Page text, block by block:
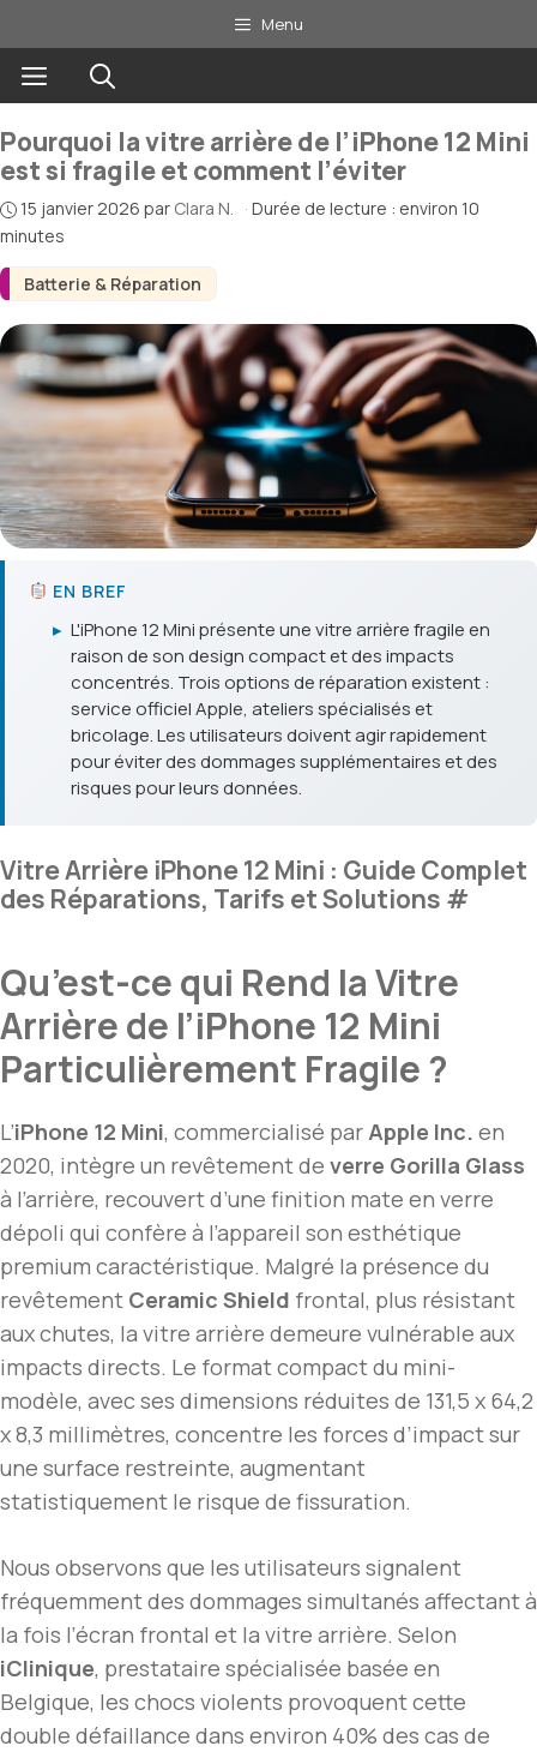
au
contenu
Menu
Menu
Batterie & Réparation
Pourquoi la vitre arrière de l’iPhone 12 Mini
est si fragile et comment l’éviter
15 janvier 2026 par Clara N. · Durée de lecture : environ 10
minutes
EN BREF
▸ L'iPhone 12 Mini présente une vitre arrière fragile en
raison de son design compact et des impacts
concentrés. Trois options de réparation existent :
service officiel Apple, ateliers spécialisés et
bricolage. Les utilisateurs doivent agir rapidement
pour éviter des dommages supplémentaires et des
risques pour leurs données.
Vitre Arrière iPhone 12 Mini : Guide Complet
des Réparations, Tarifs et Solutions #
Qu’est-ce qui Rend la Vitre
Arrière de l’iPhone 12 Mini
Particulièrement Fragile ?
L’iPhone 12 Mini, commercialisé par Apple Inc. en
2020, intègre un revêtement de verre Gorilla Glass
à l’arrière, recouvert d’une finition mate en verre
dépoli qui confère à l’appareil son esthétique
premium caractéristique. Malgré la présence du
revêtement Ceramic Shield frontal, plus résistant
aux chutes, la vitre arrière demeure vulnérable aux
impacts directs. Le format compact du mini-
modèle, avec ses dimensions réduites de 131,5 x 64,2
x 8,3 millimètres, concentre les forces d’impact sur
une surface restreinte, augmentant
statistiquement le risque de fissuration.
Nous observons que les utilisateurs signalent
fréquemment des dommages simultanés affectant à
la fois l’écran frontal et la vitre arrière. Selon
iClinique, prestataire spécialisée basée en
Belgique, les chocs violents provoquent cette
double défaillance dans environ 40% des cas de